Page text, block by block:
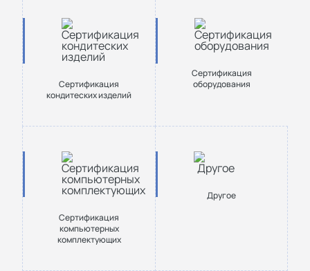
Сертификация
кондитеских изделий
Сертификация
оборудования
Сертификация
компьютерных
комплектующих
Другое